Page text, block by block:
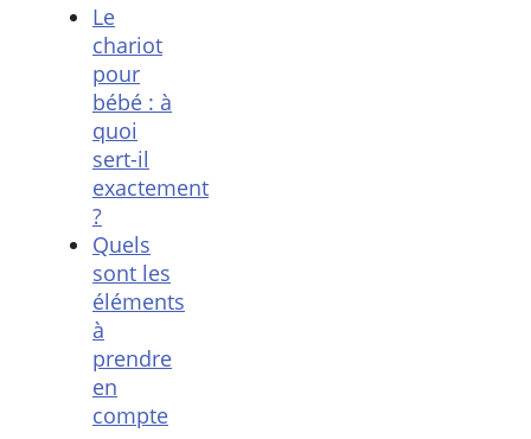
Le
chariot
pour
bébé : à
quoi
sert-il
exactement
?
Quels
sont les
éléments
à
prendre
en
compte